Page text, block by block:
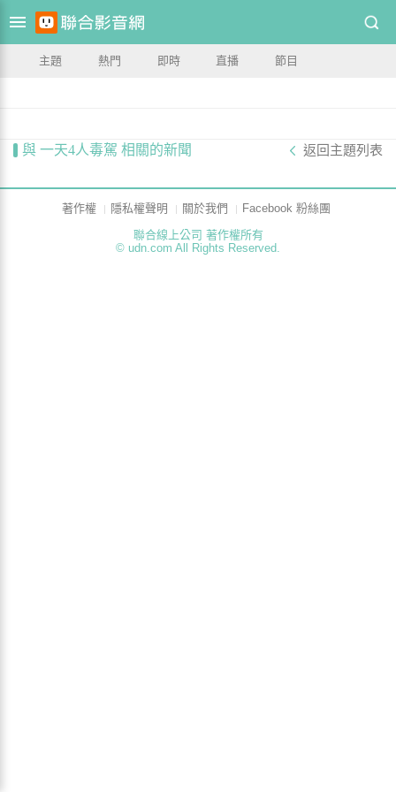
主題 熱門 即時 直播 節目
與 一天4人毒駕 相關的新聞 返回主題列表
著作權 隱私權聲明 關於我們
Facebook 粉絲團
聯合線上公司 著作權所有
© udn.com All Rights Reserved.